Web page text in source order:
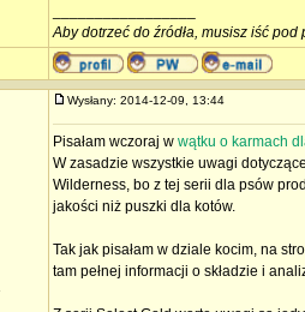
Aby dotrzeć do źródła, musisz iść pod
Wysłany: 2014-12-09, 13:44
Pisałam wczoraj w wątku o karmach
W zasadzie wszystkie uwagi
Wilderness, bo z tej serii dla psów
jakości niż puszki dla kotów.
Tak jak pisałam w dziale kocim, na
tam pełnej informacji o składzie i